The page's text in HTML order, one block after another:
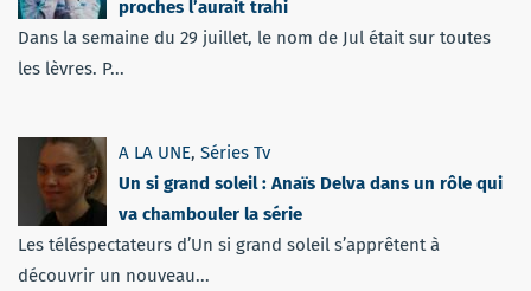
proches l’aurait trahi
Dans la semaine du 29 juillet, le nom de Jul était sur toutes
les lèvres. P...
A LA UNE, Séries Tv
Un si grand soleil : Anaïs Delva dans un rôle qui
va chambouler la série
Les téléspectateurs d’Un si grand soleil s’apprêtent à
découvrir un nouveau...